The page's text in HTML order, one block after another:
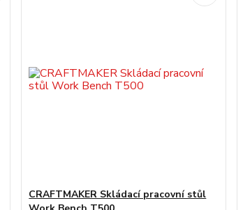
CRAFTMAKER Skládací pracovní stůl